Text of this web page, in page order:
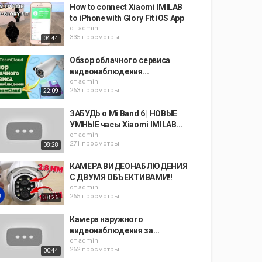
04:44
How to connect Xiaomi IMILAB
to iPhone with Glory Fit iOS App
от admin
335 просмотры
22:09
Обзор облачного сервиса
видеонаблюдения...
от admin
263 просмотры
08:28
ЗАБУДЬ о Mi Band 6 | НОВЫЕ
УМНЫЕ часы Xiaomi IMILAB...
от admin
271 просмотры
38:26
КАМЕРА ВИДЕОНАБЛЮДЕНИЯ
С ДВУМЯ ОБЪЕКТИВАМИ!!
от admin
265 просмотры
00:44
Камера наружного
видеонаблюдения за...
от admin
262 просмотры